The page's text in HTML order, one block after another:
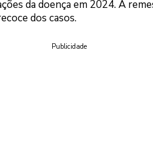
da doença em 2024. A
dos casos.
Publicidade